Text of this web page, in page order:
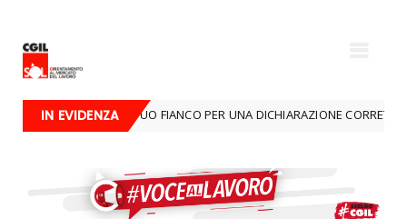
IN EVIDENZA
CGIL È AL TUO FIANCO PER UNA DICHIARAZIONE CORRETTA E SICURA